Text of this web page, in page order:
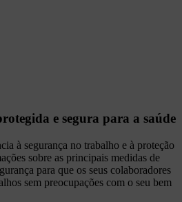
e segura para a saúde
à segurança no trabalho e à proteção
sobre as principais medidas de
para que os seus colaboradores
sem preocupações com o seu bem